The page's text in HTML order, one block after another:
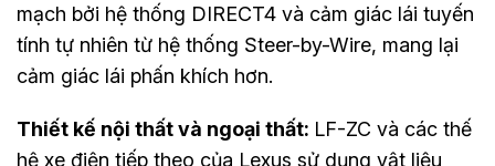
mạch bởi hệ thống DIRECT4 và cảm giác lái tuyến
tính tự nhiên từ hệ thống Steer-by-Wire, mang lại
cảm giác lái phấn khích hơn.
Thiết kế nội thất và ngoại thất: LF-ZC và các thế
hệ xe điện tiếp theo của Lexus sử dụng vật liệu